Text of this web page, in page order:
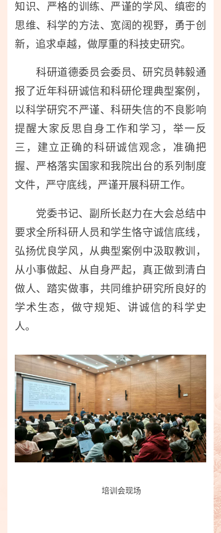
知识、严格的训练、严谨的学风、缜密的
思维、科学的方法、宽阔的视野，勇于创
新，追求卓越，做厚重的科技史研究。
科研道德委员会委员、研究员韩毅通
报了近年科研诚信和科研伦理典型案例，
以科学研究不严谨、科研失信的不良影响
提醒大家反思自身工作和学习，举一反
三，建立正确的科研诚信观念，准确把
握、严格落实国家和我院出台的系列制度
文件，严守底线，严谨开展科研工作。
党委书记、副所长赵力在大会总结中
要求全所科研人员和学生恪守诚信底线，
弘扬优良学风，从典型案例中汲取教训，
从小事做起、从自身严起，真正做到清白
做人、踏实做事，共同维护研究所良好的
学术生态，做守规矩、讲诚信的科学史
人。
培训会现场